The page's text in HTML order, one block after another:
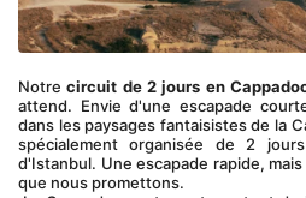
Notre circuit de 2 jours en
attend. Envie d'une escapade
dans les paysages fantaisistes de la
spécialement organisée de 2
d'Istanbul. Une escapade rapide,
que nous promettons.